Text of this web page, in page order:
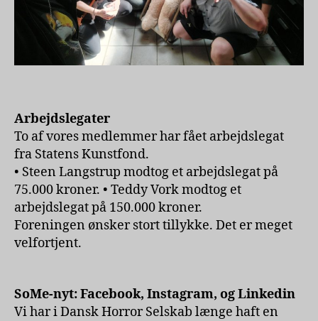
Arbejdslegater
To af vores medlemmer har fået arbejdslegat
fra Statens Kunstfond.
• Steen Langstrup modtog et arbejdslegat på
75.000 kroner. • Teddy Vork modtog et
arbejdslegat på 150.000 kroner.
Foreningen ønsker stort tillykke. Det er meget
velfortjent.
SoMe-nyt: Facebook, Instagram, og Linkedin
Vi har i Dansk Horror Selskab længe haft en